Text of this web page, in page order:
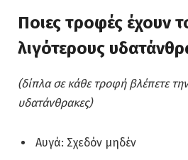
Ποιες τροφές έχουν
λιγότερους
(δίπλα σε κάθε τροφή βλέπετε
υδατάνθρακες)
Αυγά: Σχεδόν μηδέν